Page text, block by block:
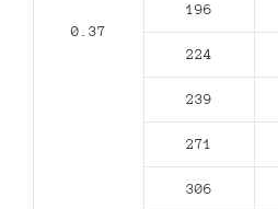
0.37
196
224
239
271
306